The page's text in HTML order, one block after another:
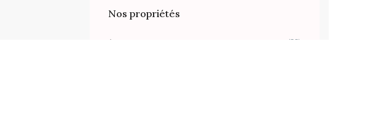
Nos propriétés
Appartements (38)